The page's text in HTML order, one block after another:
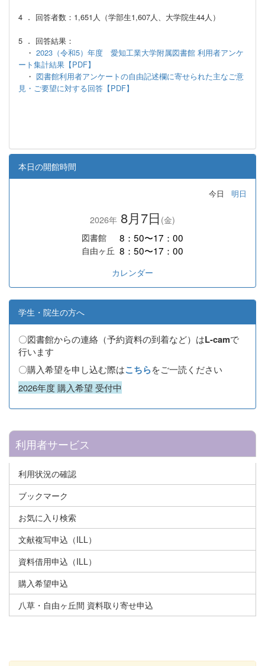
4 ． 回答者数：1,651人（学部生1,607人、大学院生44人）
5 ． 回答結果：
・ 2023（令和5）年度 愛知工業大学附属図書館 利用者アンケ
ート集計結果【PDF】
・ 図書館利用者アンケートの自由記述欄に寄せられた主なご意
見・ご要望に対する回答【PDF】
本日の開館時間
今日 明日
2026年 8月7日 (金)
図書館
8：50〜17：00
自由ヶ丘 8：50〜17：00
カレンダー
学生・院生の方へ
〇図書館からの連絡（予約資料の到着など）はL-camで
行います
〇購入希望を申し込む際はこちらをご一読ください
2026年度 購入希望 受付中
利用者サービス
利用状況の確認
ブックマーク
お気に入り検索
文献複写申込（ILL）
資料借用申込（ILL）
購入希望申込
八草・自由ヶ丘間 資料取り寄せ申込